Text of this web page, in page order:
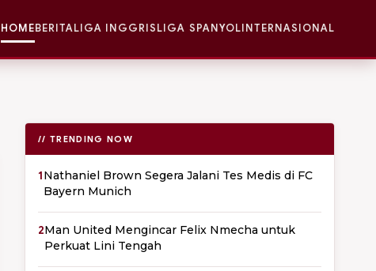
HOMEBERITALIGA INGGRISLIGA SPANYOLINTERNASIONAL
// TRENDING NOW
1Nathaniel Brown Segera Jalani Tes Medis di FC
Bayern Munich
2Man United Mengincar Felix Nmecha untuk
Perkuat Lini Tengah